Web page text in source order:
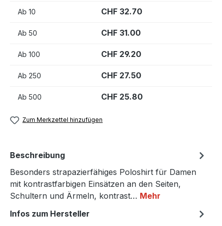
Ab 10 CHF 32.70
Ab 50 CHF 31.00
Ab 100 CHF 29.20
Ab 250 CHF 27.50
Ab 500 CHF 25.80
Zum Merkzettel hinzufügen
Beschreibung
Besonders strapazierfähiges Poloshirt für Damen
mit kontrastfarbigen Einsätzen an den Seiten,
Schultern und Ärmeln, kontrast… Mehr
Infos zum Hersteller